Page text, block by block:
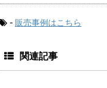
- 販売事例はこちら
関連記事